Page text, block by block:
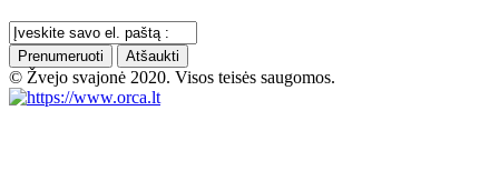
Prenumeruoti Atšaukti
© Žvejo svajonė 2020. Visos teisės saugomos.